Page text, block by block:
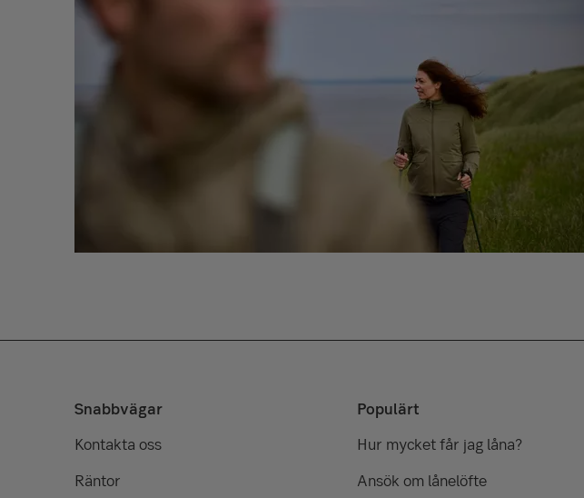
Snabbvägar
Kontakta oss
Räntor
Populärt
Hur mycket får jag låna?
Ansök om lånelöfte